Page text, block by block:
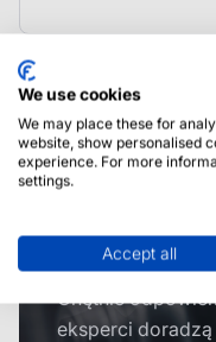
1000960 Shuttlelift
Skontaktuj
Chętnie
eksperci
We use cookies
We may place these for
website, show personalised
experience. For more
settings.
Accept all